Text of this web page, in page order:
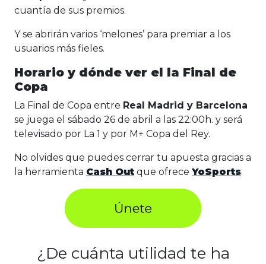
cuantía de sus premios.
Y se abrirán varios ‘melones’ para premiar a los
usuarios más fieles.
Horario y dónde ver el la Final de
Copa
La Final de Copa entre Real Madrid y Barcelona
se juega el sábado 26 de abril a las 22:00h. y será
televisado por La 1 y por M+ Copa del Rey.
No olvides que puedes cerrar tu apuesta gracias a
la herramienta Cash Out que ofrece YoSports.
¿De cuánta utilidad te ha